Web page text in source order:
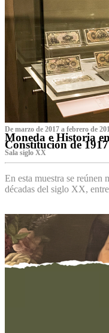
De marzo de 2017 a febrero de
Moneda e Historia
Constitución de 1917
Sala siglo XX
En esta muestra se reúnen
décadas del siglo XX,